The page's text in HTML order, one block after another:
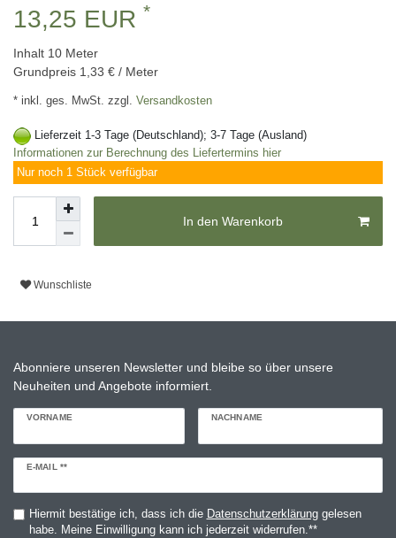
13,25 EUR *
Inhalt 10 Meter
Grundpreis 1,33 € / Meter
* inkl. ges. MwSt. zzgl. Versandkosten
Lieferzeit 1-3 Tage (Deutschland); 3-7 Tage (Ausland)
Informationen zur Berechnung des Liefertermins hier
Nur noch 1 Stück verfügbar
In den Warenkorb
Wunschliste
Abonniere unseren Newsletter und bleibe so über unsere
Neuheiten und Angebote informiert.
VORNAME NACHNAME
E-MAIL **
Newsletter
Hiermit bestätige ich, dass ich die Daten­schutz­erklärunggelesen
habe. Meine Einwilligung kann ich jederzeit widerrufen.**